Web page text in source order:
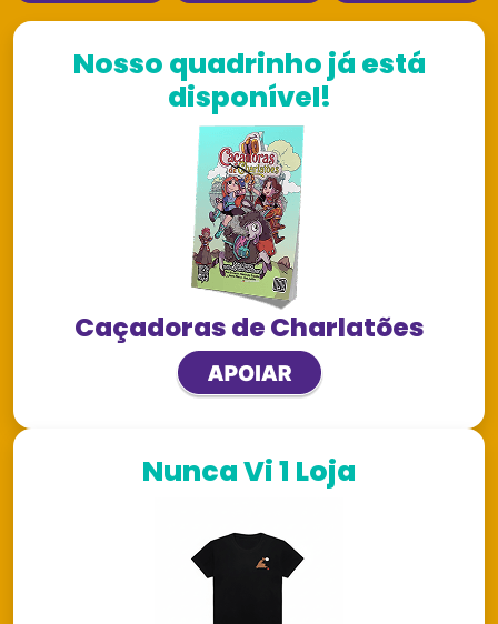
Nosso quadrinho já está
disponível!
Caçadoras de Charlatões
Nunca Vi 1 Loja